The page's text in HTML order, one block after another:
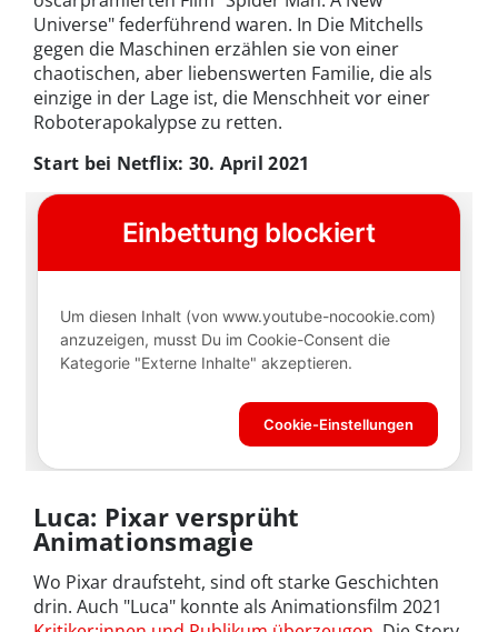
Universe" federführend waren. In Die Mitchells
gegen die Maschinen erzählen sie von einer
chaotischen, aber liebenswerten Familie, die als
einzige in der Lage ist, die Menschheit vor einer
Roboterapokalypse zu retten.
Start bei Netflix: 30. April 2021
Luca: Pixar versprüht
Animationsmagie
Wo Pixar draufsteht, sind oft starke Geschichten
drin. Auch "Luca" konnte als Animationsfilm 2021